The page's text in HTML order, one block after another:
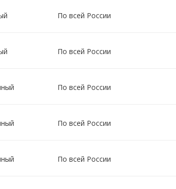
По всей России
По всей России
По всей России
По всей России
По всей России